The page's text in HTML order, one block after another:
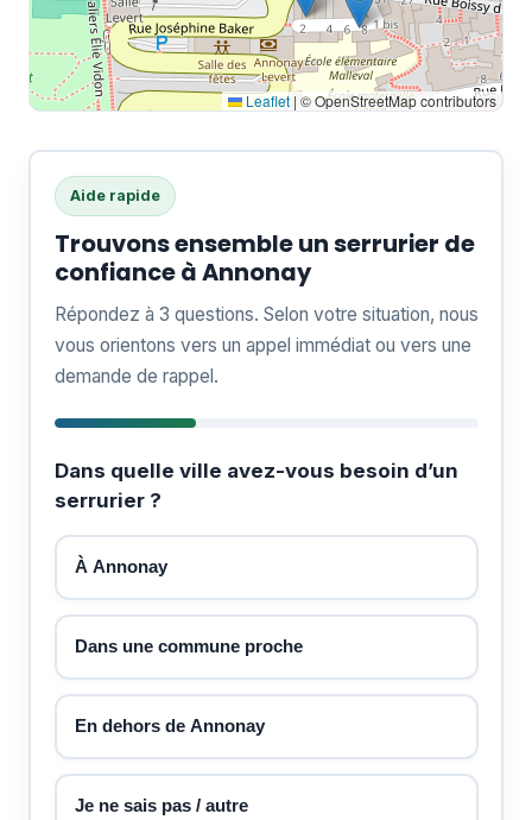
Leaflet | © OpenStreetMap contributors
Aide rapide
Trouvons ensemble un serrurier de
confiance à Annonay
Répondez à 3 questions. Selon votre situation, nous
vous orientons vers un appel immédiat ou vers une
demande de rappel.
Dans quelle ville avez-vous besoin d’un
serrurier ?
À Annonay
Dans une commune proche
En dehors de Annonay
Je ne sais pas / autre